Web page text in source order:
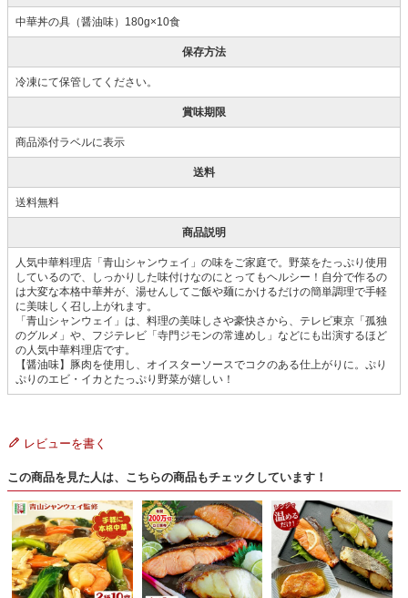
中華丼の具（醤油味）180g×10食
保存方法
冷凍にて保管してください。
賞味期限
商品添付ラベルに表示
送料
送料無料
商品説明
人気中華料理店「青山シャンウェイ」の味をご家庭で。野菜をたっぷり使用
しているので、しっかりした味付けなのにとってもヘルシー！自分で作るの
は大変な本格中華丼が、湯せんしてご飯や麺にかけるだけの簡単調理で手軽
に美味しく召し上がれます。
「青山シャンウェイ」は、料理の美味しさや豪快さから、テレビ東京「孤独
のグルメ」や、フジテレビ「寺門ジモンの常連めし」などにも出演するほど
の人気中華料理店です。
【醤油味】豚肉を使用し、オイスターソースでコクのある仕上がりに。ぷり
ぷりのエビ・イカとたっぷり野菜が嬉しい！
レビューを書く
この商品を見た人は、こちらの商品もチェックしています！